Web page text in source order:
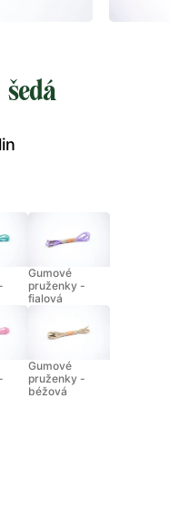
Gumové
pruženky -
fialová
Gumové
pruženky -
béžová